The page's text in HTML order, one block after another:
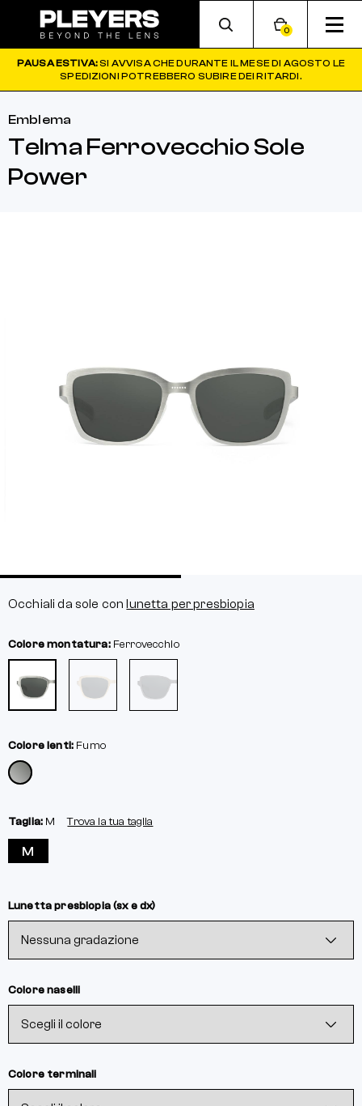
0
PAUSA ESTIVA:SI AVVISA CHE DURANTE IL MESE DI AGOSTO LE
SPEDIZIONI POTREBBERO SUBIRE DEI RITARDI.
Emblema
Telma Ferrovecchio Sole
Power
Occhiali da sole conlunetta per presbiopia
Colore montatura: Ferrovecchio
Colore lenti: Fumo
Taglia: M Trova la tua taglia
M
Lunetta presbiopia (sx e dx)
Colore naselli
Colore terminali